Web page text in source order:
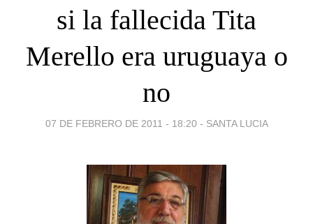
si la fallecida Tita
Merello era uruguaya o
no
07 DE FEBRERO DE 2011 - 18:20 - SANTA LUCIA